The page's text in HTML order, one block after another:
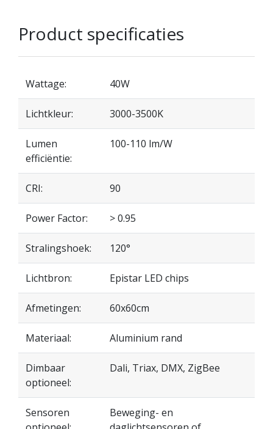
Product specificaties
Wattage: 40W
Lichtkleur: 3000-3500K
Lumen
efficiëntie:
100-110 lm/W
CRI: 90
Power Factor: > 0.95
Stralingshoek: 120°
Lichtbron: Epistar LED chips
Afmetingen: 60x60cm
Materiaal: Aluminium rand
Dimbaar
optioneel:
Dali, Triax, DMX, ZigBee
Sensoren
Beweging- en